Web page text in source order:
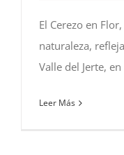
El Cerezo en
naturaleza,
Valle del Jerte,
Leer Más